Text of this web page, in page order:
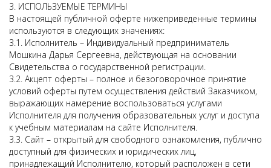
3. ИСПОЛЬЗУЕМЫЕ ТЕРМИНЫ
В настоящей публичной оферте нижеприведенные термины
используются в следующих значениях:
3.1. Исполнитель – Индивидуальный предприниматель
Мошкина Дарья Сергеевна, действующая на основании
Свидетельства о государственной регистрации.
3.2. Акцепт оферты – полное и безоговорочное принятие
условий оферты путем осуществления действий Заказчиком,
выражающих намерение воспользоваться услугами
Исполнителя для получения образовательных услуг и доступа
к учебным материалам на сайте Исполнителя.
3.3. Сайт – открытый для свободного ознакомления, публично
доступный для физических и юридических лиц,
принадлежащий Исполнителю, который расположен в сети